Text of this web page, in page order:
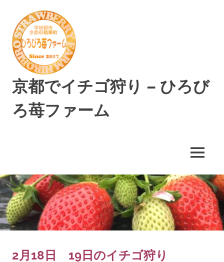
京都でイチゴ狩り – ひろび
ろ苺ファーム
味
し
い
イ
チ
ゴ
み
MENU
2月18日 19日のイチゴ狩り